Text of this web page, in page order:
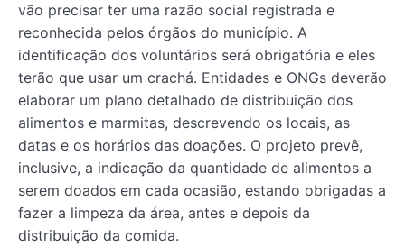
vão precisar ter uma razão social registrada e
reconhecida pelos órgãos do município. A
identificação dos voluntários será obrigatória e eles
terão que usar um crachá. Entidades e ONGs deverão
elaborar um plano detalhado de distribuição dos
alimentos e marmitas, descrevendo os locais, as
datas e os horários das doações. O projeto prevê,
inclusive, a indicação da quantidade de alimentos a
serem doados em cada ocasião, estando obrigadas a
fazer a limpeza da área, antes e depois da
distribuição da comida.